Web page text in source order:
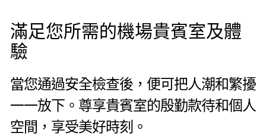
滿足您所需的機場貴賓室及體
驗
當您通過安全檢查後，便可把人潮和繁擾
一一放下。尊享貴賓室的殷勤款待和個人
空間，享受美好時刻。